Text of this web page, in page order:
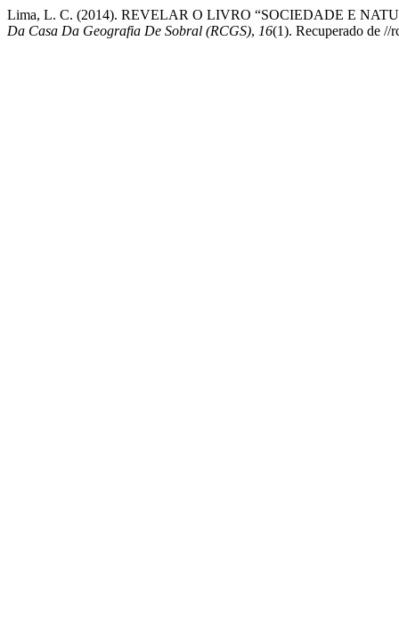
Lima, L. C. (2014). REVELAR O LIVRO “SOCIEDADE E
Da Casa Da Geografia De Sobral (RCGS), 16(1). Recuperado de //